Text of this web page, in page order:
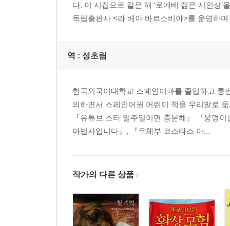
다. 이 시집으로 같은 해 ‘로에베 젊은 시인상’
독립출판사 <라 베야 바르소비아>를 운영하
역 : 성초림
한국외국어대학교 스페인어과를 졸업하고
의하면서 스페인어권 어린이 책을 우리말로
『유튜브 스타 일주일이면 충분해』 『웅덩
마법사입니다』, 『우체부 코스타스 아...
작가의 다른 상품